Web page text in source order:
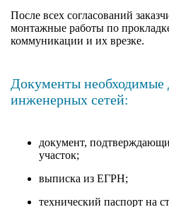
После всех согласований
монтажные работы по
коммуникации и их врезке.
Документы необходимые
инженерных сетей:
документ,
участок;
выписка из ЕГРН;
технический паспорт на